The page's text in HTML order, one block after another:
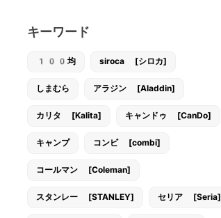
キーワード
100均 siroca [シロカ]
しまむら アラジン [Aladdin]
カリタ [Kalita] キャンドゥ [CanDo]
キャンプ コンビ [combi]
コールマン [Coleman]
スタンレー [STANLEY] セリア [Seria]